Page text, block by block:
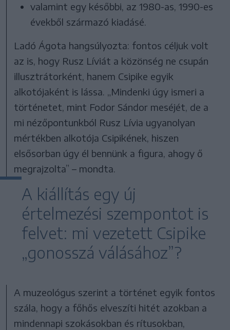
valamint egy későbbi, az 1980-as, 1990-es
évekből származó kiadásé.
Ladó Ágota hangsúlyozta: fontos céljuk volt
az is, hogy Rusz Líviát a közönség ne csupán
illusztrátorként, hanem Csipike egyik
alkotójaként is lássa. „Mindenki úgy ismeri a
történetet, mint Fodor Sándor meséjét, de a
mi nézőpontunkból Rusz Lívia ugyanolyan
mértékben alkotója Csipikének, hiszen
elsősorban úgy él bennünk a figura, ahogy ő
megrajzolta” – mondta.
A kiállítás egy új
értelmezési szempontot is
felvet: mi vezetett Csipike
„gonosszá válásához”?
A muzeológus szerint a történet egyik fontos
szála, hogy a főhős elveszíti hitét azokban a
mindennapi szokásokban és rítusokban,